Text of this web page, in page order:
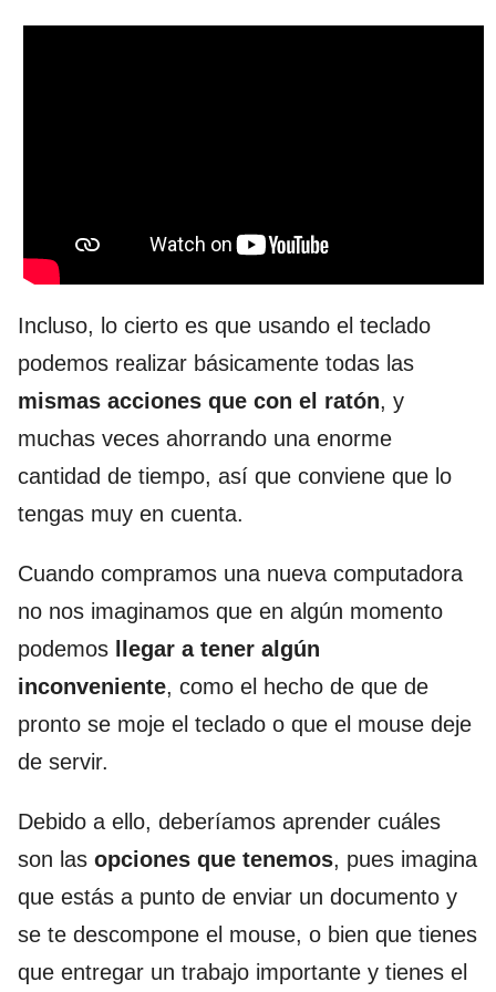
Incluso, lo cierto es que usando el teclado
podemos realizar básicamente todas las
mismas acciones que con el ratón, y
muchas veces ahorrando una enorme
cantidad de tiempo, así que conviene que lo
tengas muy en cuenta.
Cuando compramos una nueva computadora
no nos imaginamos que en algún momento
podemos
llegar a tener algún
inconveniente, como el hecho de que de
pronto se moje el teclado o que el mouse deje
de servir.
Debido a ello, deberíamos aprender cuáles
son las opciones que tenemos, pues imagina
que estás a punto de enviar un documento y
se te descompone el mouse, o bien que tienes
que entregar un trabajo importante y tienes el